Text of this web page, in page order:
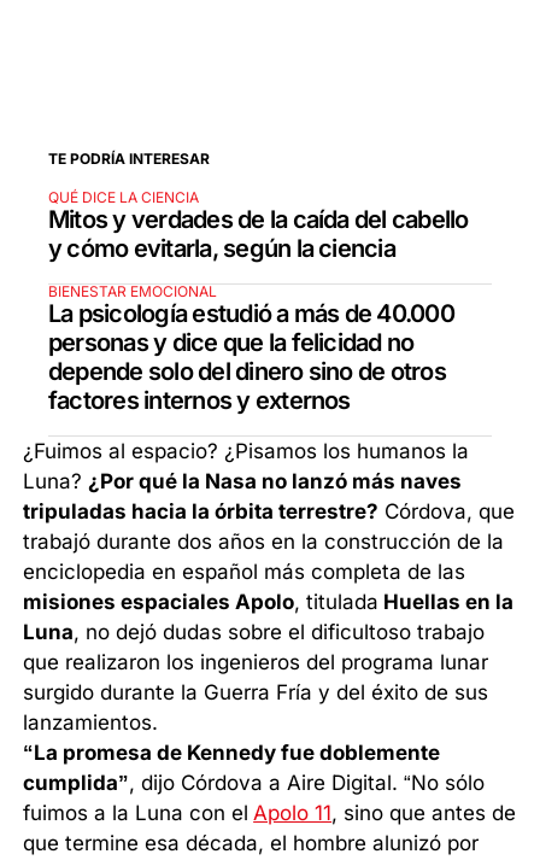
TE PODRÍA INTERESAR
QUÉ DICE LA CIENCIA
Mitos y verdades de la caída del cabello
y cómo evitarla, según la ciencia
BIENESTAR EMOCIONAL
La psicología estudió a más de 40.000
personas y dice que la felicidad no
depende solo del dinero sino de otros
factores internos y externos
¿Fuimos al espacio? ¿Pisamos los humanos la
Luna?¿Por qué la Nasa no lanzó más naves
tripuladas hacia la órbita terrestre? Córdova, que
trabajó durante dos años en la construcción de la
enciclopedia en español más completa de las
misiones espaciales Apolo, titulada Huellas en la
Luna, no dejó dudas sobre el dificultoso trabajo
que realizaron los ingenieros del programa lunar
surgido durante la Guerra Fría y del éxito de sus
lanzamientos.
“La promesa de Kennedy fue doblemente
cumplida”, dijo Córdova a Aire Digital. “No sólo
fuimos a la Luna con el Apolo 11, sino que antes de
que termine esa década, el hombre alunizó por